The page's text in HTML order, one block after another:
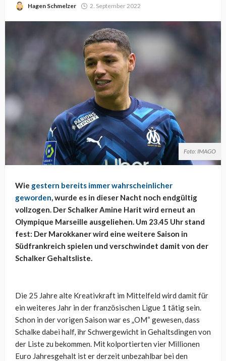
Hagen Schmelzer 2. September 2022
Foto: IMAGO
Wie gestern bereits immer wahrscheinlicher
geworden, wurde es in dieser Nacht noch endgültig
vollzogen. Der Schalker Amine Harit wird erneut an
Olympique Marseille ausgeliehen. Um 23.45 Uhr stand
fest: Der Marokkaner wird eine weitere Saison in
Südfrankreich spielen und verschwindet damit von der
Schalker Gehaltsliste.
Die 25 Jahre alte Kreativkraft im Mittelfeld wird damit für
ein weiteres Jahr in der französischen Ligue 1 tätig sein.
Schon in der vorigen Saison war es „OM“ gewesen, dass
Schalke dabei half, ihr Schwergewicht in Gehaltsdingen von
der Liste zu bekommen. Mit kolportierten vier Millionen
Euro Jahresgehalt ist er derzeit unbezahlbar bei den